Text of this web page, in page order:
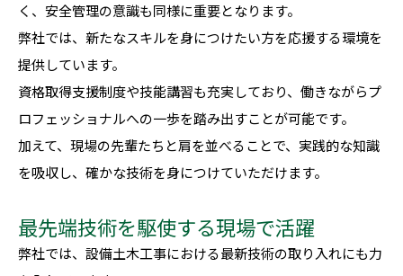
く、安全管理の意識も同様に重要となります。
弊社では、新たなスキルを身につけたい方を応援する環境を
提供しています。
資格取得支援制度や技能講習も充実しており、働きながらプ
ロフェッショナルへの一歩を踏み出すことが可能です。
加えて、現場の先輩たちと肩を並べることで、実践的な知識
を吸収し、確かな技術を身につけていただけます。
最先端技術を駆使する現場で活躍
弊社では、設備土木工事における最新技術の取り入れにも力